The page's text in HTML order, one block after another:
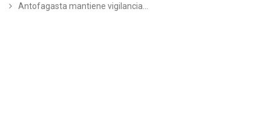
Antofagasta mantiene vigilancia…